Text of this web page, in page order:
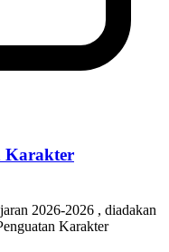
Karakter
2026-2026 , diadakan
Karakter